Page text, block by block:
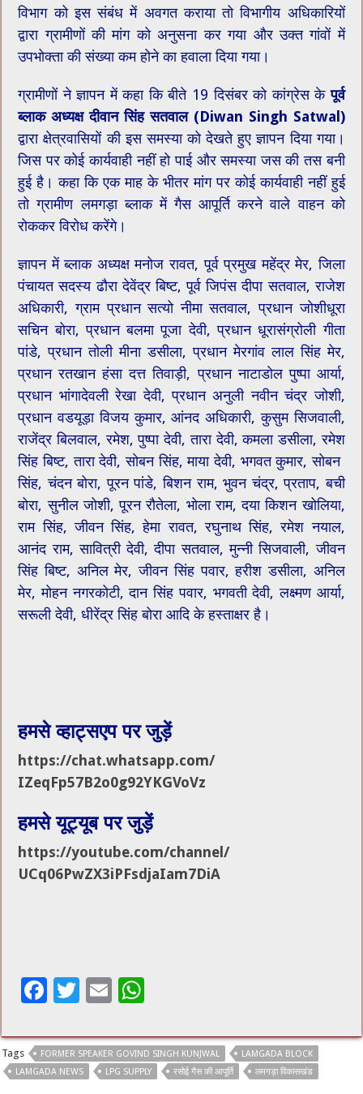
विभाग को इस संबंध में अवगत कराया तो विभागीय अधिकारियों
द्वारा ग्रामीणों की मांग को अनुसना कर गया और उक्त गांवों में
उपभोक्ता की संख्या कम होने का हवाला दिया गया।
ग्रामीणों ने ज्ञापन में कहा कि बीते 19 दिसंबर को कांग्रेस केपूर्व
ब्लाक अध्यक्ष दीवान सिंह सतवाल (Diwan Singh Satwal)
द्वारा क्षेत्रवासियों की इस समस्या को देखते हुए ज्ञापन दिया गया।
जिस पर कोई कार्यवाही नहीं हो पाई और समस्या जस की तस बनी
हुई है। कहा कि एक माह के भीतर मांग पर कोई कार्यवाही नहीं हुई
तो ग्रामीण लमगड़ा ब्लाक में ​गैस आपूर्ति करने वाले वाहन को
रोककर विरोध करेंगे।
ज्ञापन में ब्लाक अध्यक्ष मनोज रावत, पूर्व प्रमुख महेंद्र मेर, जिला
पंचायत सदस्य ढौरा देवेंद्र बिष्ट, पूर्व जिपंस दीपा सतवाल, राजेश
अधिकारी, ग्राम प्रधान सत्यो नीमा सतवाल, प्रधान जोशीधूरा
सचिन बोरा, प्रधान बलमा पूजा देवी, प्रधान धूरासंग्रोली गीता
पांडे, प्रधान तोली मीना डसीला, प्रधान मेरगांव लाल सिंह मेर,
प्रधान रतखान हंसा दत्त तिवाड़ी, प्रधान नाटाडोल पुष्पा आर्या,
प्रधान भांगादेवली रेखा देवी, प्रधान अनुली नवीन चंद्र जोशी,
प्रधान वडयूड़ा विजय कुमार, आंनद अधिकारी, कुसुम सिजवाली,
राजेंद्र बिलवाल, रमेश, पुष्पा देवी, तारा देवी, कमला डसीला, रमेश
सिंह बिष्ट, तारा देवी, सोबन सिंह, माया देवी, भगवत कुमार, सोबन ​
सिंह, चंदन बोरा, पूरन पांडे, बिशन राम, भुवन चंद्र, प्रताप, बची
बोरा, सुनील जोशी, पूरन रौतेला, भोला राम, दया किशन खोलिया,
राम सिंह, जीवन सिंह, हेमा रावत, रघुनाथ सिंह, रमेश नयाल,
आनंद राम, सावित्री देवी, दीपा सतवाल, मुन्नी सिजवाली, जीवन
सिंह बिष्ट, अनिल मेर, जीवन सिंह पवार, हरीश डसीला, अनिल
मेर, मोहन नगरकोटी, दान सिंह पवार, भगवती देवी, लक्ष्मण आर्या,
सरूली देवी, ​धीरेंद्र सिंह बोरा आदि के हस्ताक्षर है।
हमसे व्हाट्सएप पर जुड़ें
https://chat.whatsapp.com/
IZeqFp57B2o0g92YKGVoVz
हमसे यूट्यूब पर जुड़ें
https://youtube.com/channel/
UCq06PwZX3iPFsdjaIam7DiA
F
e
b
T
tt
er
E
ai
l
at
sA
Tags FORMER SPEAKER GOVIND SINGH KUNJWAL
LAMGADA BLOCK
LAMGADA NEWS
LPG SUPPLY रसोई गैस की आपूर्ति लमगड़ा विकासखंड